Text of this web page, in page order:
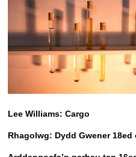
Lee Williams: Cargo
Rhagolwg: Dydd Gwener 18ed